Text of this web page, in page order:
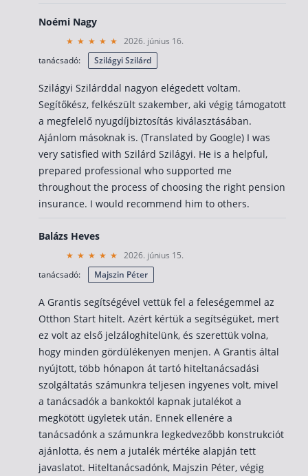
Befektetés
Állampapír
Legjobb befektetés
Részvény vásárlás
Befektetési alapok
TBSZ számla
ETF
Lakástakarék
Hitel
Vállalkozói hitel
Szabad felhasználású hitel
Lakáshitel
Hitelkiváltás
Babaváró hitel
Vagyonbiztosítások
Noémi Nagy
2026. június 16.
tanácsadó:
Szilágyi Szilárd
Szilágyi Szilárddal nagyon elégedett voltam.
Segítőkész, felkészült szakember, aki végig támogatott
a megfelelő nyugdíjbiztosítás kiválasztásában.
Ajánlom másoknak is. (Translated by Google) I was
very satisfied with Szilárd Szilágyi. He is a helpful,
prepared professional who supported me
throughout the process of choosing the right pension
insurance. I would recommend him to others.
Balázs Heves
2026. június 15.
tanácsadó:
Majszin Péter
A Grantis segítségével vettük fel a feleségemmel az
Otthon Start hitelt. Azért kértük a segítségüket, mert
ez volt az első jelzáloghitelünk, és szerettük volna,
hogy minden gördülékenyen menjen. A Grantis által
nyújtott, több hónapon át tartó hiteltanácsadási
szolgáltatás számunkra teljesen ingyenes volt, mivel
a tanácsadók a bankoktól kapnak jutalékot a
megkötött ügyletek után. Ennek ellenére a
tanácsadónk a számunkra legkedvezőbb konstrukciót
ajánlotta, és nem a jutalék mértéke alapján tett
javaslatot. Hiteltanácsadónk, Majszin Péter, végig